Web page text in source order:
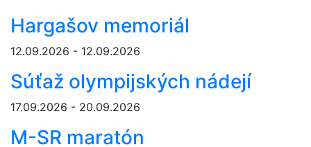
Hargašov memoriál
12.09.2026 - 12.09.2026
Súťaž olympijských nádejí
17.09.2026 - 20.09.2026
M-SR maratón